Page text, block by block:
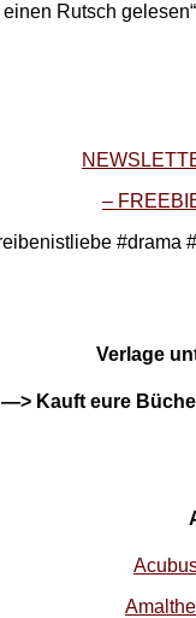
Rutsch gelesen“
–
#drama
Verlage
—> Kauft eure